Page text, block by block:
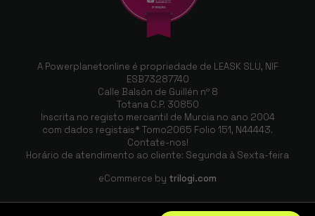
A Powerplanetonline é propriedade de LEASK SLU, NIF
ESB73287740
Calle Balsón de Guillén nº 8
Totana C.P. 30850
Inscrita no registo mercantil de Murcia no ano 2004
com dados registais* Tomo2065 Folio 151, N44443.
Contate-nos!
Horário de atendimento ao cliente: Segunda à Sexta-feira
eCommerce by trilogi.com